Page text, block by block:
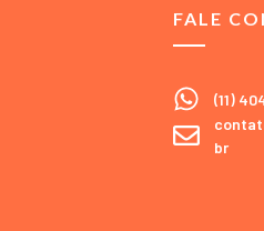
FALE
(11)
br